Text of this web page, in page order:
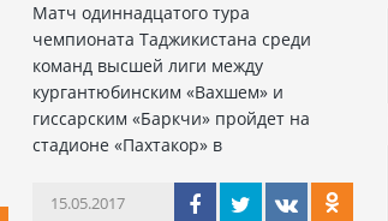
Матч одиннадцатого тура
чемпионата Таджикистана среди
команд высшей лиги между
кургантюбинским «Вахшем» и
гиссарским «Баркчи» пройдет на
стадионе «Пахтакор» в
15.05.2017